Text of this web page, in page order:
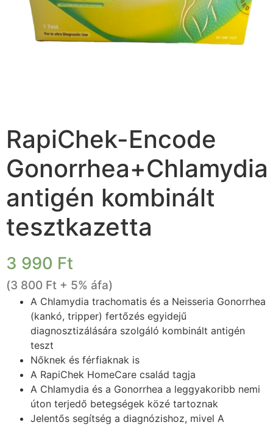
RapiChek-Encode
Gonorrhea+Chlamydia
antigén kombinált
tesztkazetta
3 990 Ft
(3 800 Ft + 5% áfa)
A Chlamydia trachomatis és a Neisseria Gonorrhea
(kankó, tripper) fertőzés egyidejű
diagnosztizálására szolgáló kombinált antigén
teszt
Nőknek és férfiaknak is
A RapiChek HomeCare család tagja
A Chlamydia és a Gonorrhea a leggyakoribb nemi
úton terjedő betegségek közé tartoznak
Jelentős segítség a diagnózishoz, mivel A